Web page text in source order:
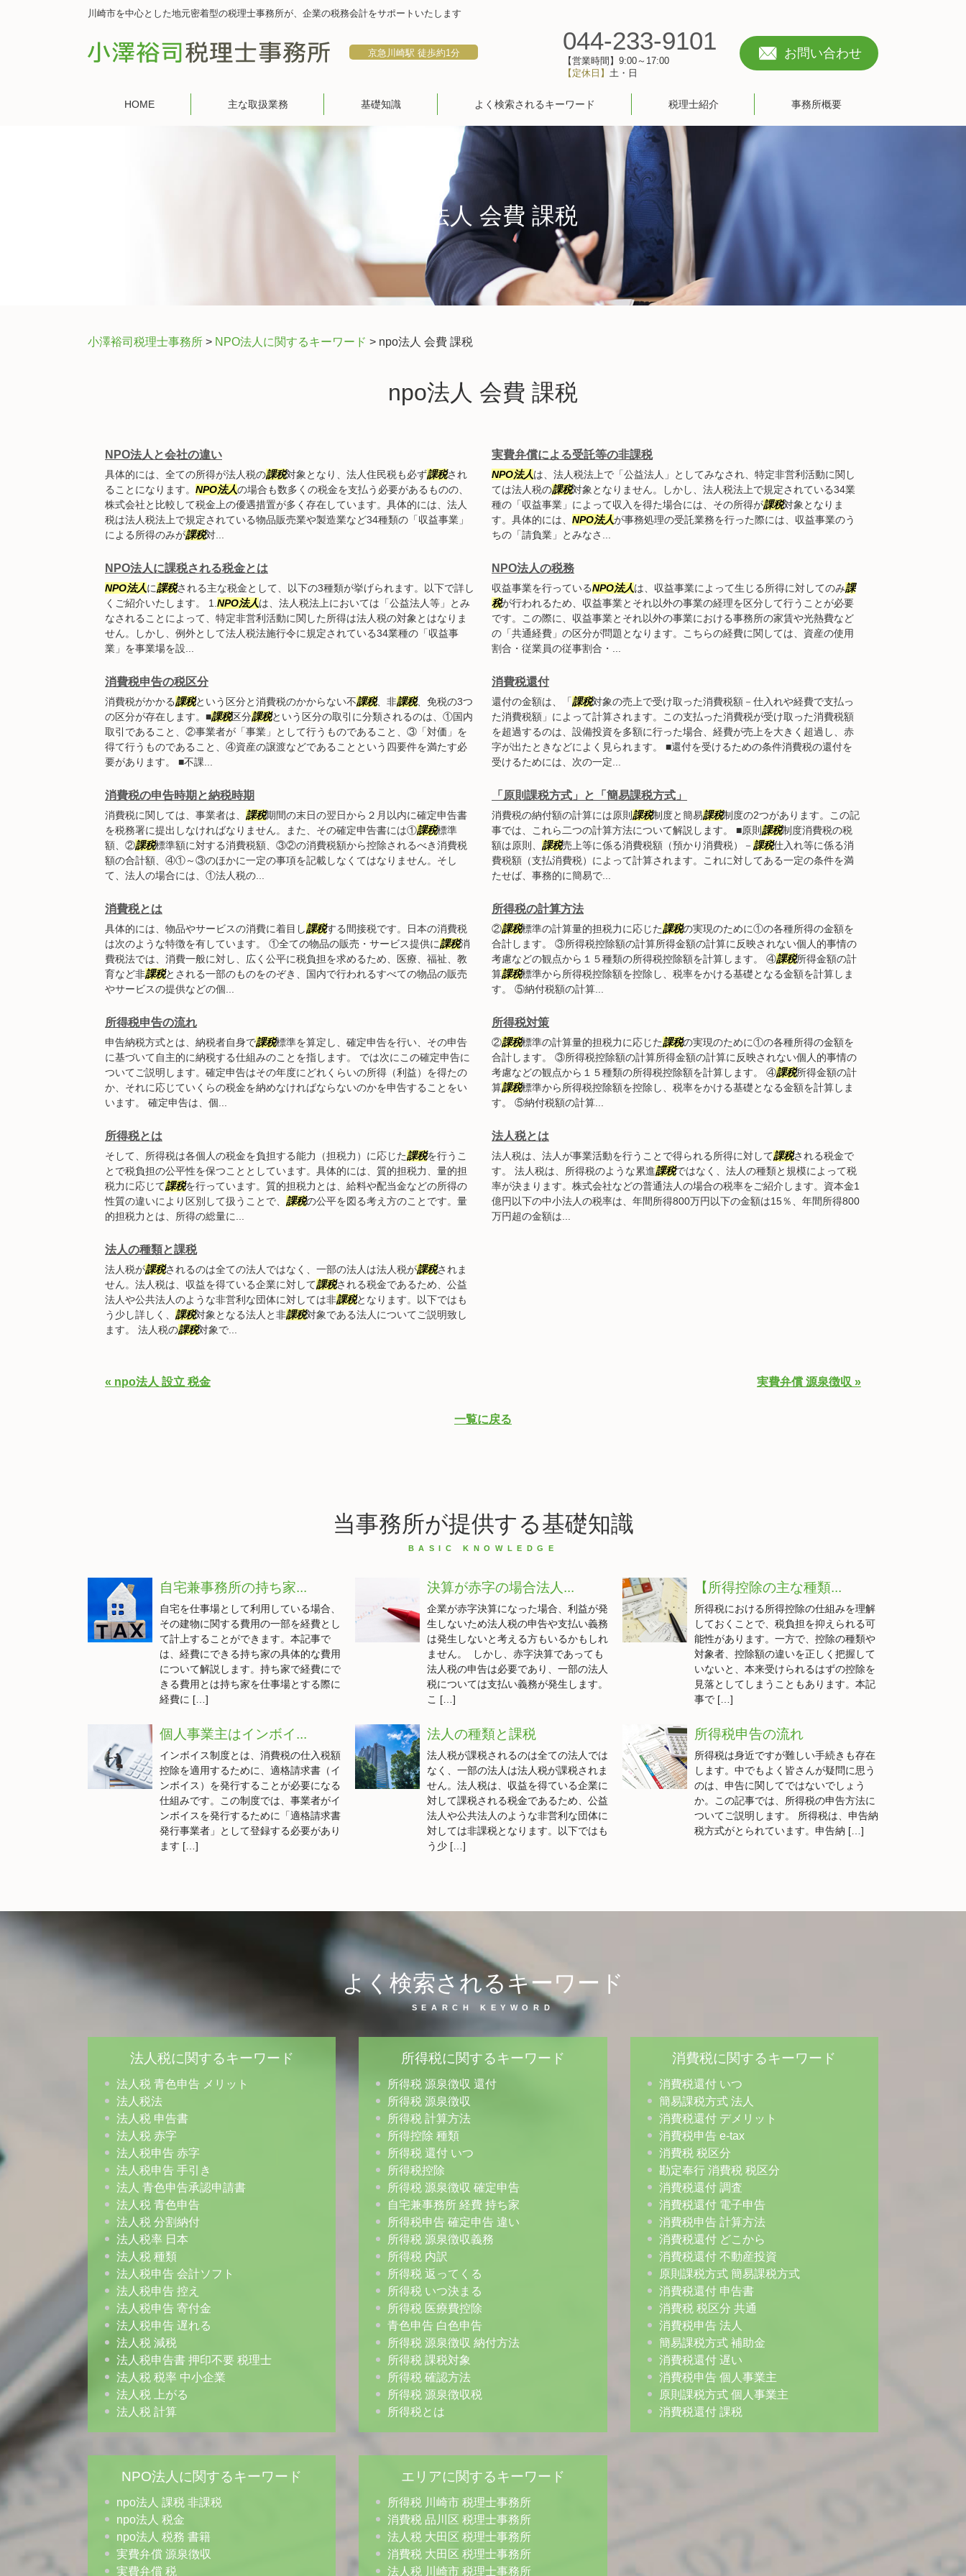
npo法人 会費 課税
川崎市を中心とした地元密着型の税理士事務所が、企業の税務会計をサポートいたします
京急川崎駅 徒歩約1分 044-233-9101
【営業時間】9:00～17:00
【定休日】 土・日
お問い合わせ
HOME 主な取扱業務 基礎知識 よく検索されるキーワード 税理士紹介 事務所概要
小澤裕司税理士事務所 > NPO法人に関するキーワード > npo法人 会費 課税
npo法人 会費 課税
NPO法人と会社の違い
具体的には、全ての所得が法人税の課税対象となり、法人住民税も必ず課税され
ることになります。 NPO法人の場合も数多くの税金を支払う必要があるものの、
株式会社と比較して税金上の優遇措置が多く存在しています。具体的には、法人
税は法人税法上で規定されている物品販売業や製造業など34種類の「収益事業」
による所得のみが課税対...
実費弁償による受託等の非課税
NPO法人は、法人税法上で「公益法人」としてみなされ、特定非営利活動に関し
ては法人税の課税対象となりません。しかし、法人税法上で規定されている34業
種の「収益事業」によって収入を得た場合には、その所得が課税対象となりま
す。具体的には、 NPO法人が事務処理の受託業務を行った際には、収益事業のう
ちの「請負業」とみなさ...
NPO法人に課税される税金とは
NPO法人に課税される主な税金として、以下の3種類が挙げられます。以下で詳し
くご紹介いたします。 1. NPO法人は、法人税法上においては「公益法人等」とみ
なされることによって、特定非営利活動に関した所得は法人税の対象とはなりま
せん。しかし、例外として法人税法施行令に規定されている34業種の「収益事
業」を事業場を設...
NPO法人の税務
収益事業を行っているNPO法人は、収益事業によって生じる所得に対してのみ課
税が行われるため、収益事業とそれ以外の事業の経理を区分して行うことが必要
です。この際に、収益事業とそれ以外の事業における事務所の家賃や光熱費など
の「共通経費」の区分が問題となります。こちらの経費に関しては、資産の使用
割合・従業員の従事割合・...
消費税申告の税区分
消費税がかかる課税という区分と消費税のかからない不課税、非課税、免税の3つ
の区分が存在します。■課税区分課税という区分の取引に分類されるのは、①国内
取引であること、②事業者が「事業」として行うものであること、③「対価」を
得て行うものであること、④資産の譲渡などであることという四要件を満たす必
要があります。 ■不課...
消費税還付
還付の金額は、「課税対象の売上で受け取った消費税額－仕入れや経費で支払っ
た消費税額」によって計算されます。この支払った消費税が受け取った消費税額
を超過するのは、設備投資を多額に行った場合、経費が売上を大きく超過し、赤
字が出たときなどによく見られます。 ■還付を受けるための条件消費税の還付を
受けるためには、次の一定...
消費税の申告時期と納税時期
消費税に関しては、事業者は、 課税期間の末日の翌日から２月以内に確定申告書
を税務署に提出しなければなりません。また、その確定申告書には①課税標準
額、②課税標準額に対する消費税額、③②の消費税額から控除されるべき消費税
額の合計額、④①～③のほかに一定の事項を記載しなくてはなりません。そし
て、法人の場合には、①法人税の...
「原則課税方式」と「簡易課税方式」
消費税の納付額の計算には原則 課税制度と簡易課税制度の2つがあります。この記
事では、これら二つの計算方法について解説します。 ■原則 課税制度消費税の税
額は原則、 課税売上等に係る消費税額（預かり消費税）－ 課税仕入れ等に係る消
費税額（支払消費税）によって計算されます。これに対してある一定の条件を満
たせば、事務的に簡易で...
消費税とは
具体的には、物品やサービスの消費に着目し課税する間接税です。日本の消費税
は次のような特徴を有しています。 ①全ての物品の販売・サービス提供に課税消
費税法では、消費一般に対し、広く公平に税負担を求めるため、医療、福祉、教
育など非課税とされる一部のものをのぞき、国内で行われるすべての物品の販売
やサービスの提供などの個...
所得税の計算方法
②課税標準の計算量的担税力に応じた課税の実現のために①の各種所得の金額を
合計します。 ③所得税控除額の計算所得金額の計算に反映されない個人的事情の
考慮などの観点から１５種類の所得税控除額を計算します。 ④課税所得金額の計
算課税標準から所得税控除額を控除し、税率をかける基礎となる金額を計算しま
す。 ⑤納付税額の計算...
所得税申告の流れ
申告納税方式とは、納税者自身で課税標準を算定し、確定申告を行い、その申告
に基づいて自主的に納税する仕組みのことを指します。 では次にこの確定申告に
ついてご説明します。確定申告はその年度にどれくらいの所得（利益）を得たの
か、それに応じていくらの税金を納めなければならないのかを申告することをい
います。 確定申告は、個...
所得税対策
②課税標準の計算量的担税力に応じた課税の実現のために①の各種所得の金額を
合計します。 ③所得税控除額の計算所得金額の計算に反映されない個人的事情の
考慮などの観点から１５種類の所得税控除額を計算します。 ④課税所得金額の計
算課税標準から所得税控除額を控除し、税率をかける基礎となる金額を計算しま
す。 ⑤納付税額の計算...
所得税とは
そして、所得税は各個人の税金を負担する能力（担税力）に応じた課税を行うこ
とで税負担の公平性を保つこととしています。具体的には、質的担税力、量的担
税力に応じて課税を行っています。質的担税力とは、給料や配当金などの所得の
性質の違いにより区別して扱うことで、 課税の公平を図る考え方のことです。量
的担税力とは、所得の総量に...
法人税とは
法人税は、法人が事業活動を行うことで得られる所得に対して課税される税金で
す。 法人税は、所得税のような累進課税ではなく、法人の種類と規模によって税
率が決まります。株式会社などの普通法人の場合の税率をご紹介します。資本金1
億円以下の中小法人の税率は、年間所得800万円以下の金額は15％、年間所得800
万円超の金額は...
法人の種類と課税
法人税が課税されるのは全ての法人ではなく、一部の法人は法人税が課税されま
せん。法人税は、収益を得ている企業に対して課税される税金であるため、公益
法人や公共法人のような非営利な団体に対しては非課税となります。以下ではも
う少し詳しく、 課税対象となる法人と非課税対象である法人についてご説明致し
ます。 法人税の課税対象で...
« npo法人 設立 税金 実費弁償 源泉徴収 »
一覧に戻る
当事務所が提供する基礎知識
自宅兼事務所の持ち家...
自宅を仕事場として利用している場合、
その建物に関する費用の一部を経費とし
て計上することができます。本記事で
は、経費にできる持ち家の具体的な費用
について解説します。持ち家で経費にで
きる費用とは持ち家を仕事場とする際に
経費に […]
決算が赤字の場合法人...
企業が赤字決算になった場合、利益が発
生しないため法人税の申告や支払い義務
は発生しないと考える方もいるかもしれ
ません。 しかし、赤字決算であっても
法人税の申告は必要であり、一部の法人
税については支払い義務が発生します。
こ […]
【所得控除の主な種類...
所得税における所得控除の仕組みを理解
しておくことで、税負担を抑えられる可
能性があります。一方で、控除の種類や
対象者、控除額の違いを正しく把握して
いないと、本来受けられるはずの控除を
見落としてしまうこともあります。本記
事で […]
個人事業主はインボイ...
インボイス制度とは、消費税の仕入税額
控除を適用するために、適格請求書（イ
ンボイス）を発行することが必要になる
仕組みです。この制度では、事業者がイ
ンボイスを発行するために「適格請求書
発行事業者」として登録する必要があり
ます […]
法人の種類と課税
法人税が課税されるのは全ての法人では
なく、一部の法人は法人税が課税されま
せん。法人税は、収益を得ている企業に
対して課税される税金であるため、公益
法人や公共法人のような非営利な団体に
対しては非課税となります。以下ではも
う少 […]
所得税申告の流れ
所得税は身近ですが難しい手続きも存在
します。中でもよく皆さんが疑問に思う
のは、申告に関してではないでしょう
か。この記事では、所得税の申告方法に
ついてご説明します。 所得税は、申告納
税方式がとられています。申告納 […]
よく検索されるキーワード
法人税に関するキーワード
法人税 青色申告 メリット
法人税法
法人税 申告書
法人税 赤字
法人税申告 赤字
法人税申告 手引き
法人 青色申告承認申請書
法人税 青色申告
法人税 分割納付
法人税率 日本
法人税 種類
法人税申告 会計ソフト
法人税申告 控え
法人税申告 寄付金
法人税申告 遅れる
法人税 減税
法人税申告書 押印不要 税理士
法人税 税率 中小企業
法人税 上がる
法人税 計算
所得税に関するキーワード
所得税 源泉徴収 還付
所得税 源泉徴収
所得税 計算方法
所得控除 種類
所得税 還付 いつ
所得税控除
所得税 源泉徴収 確定申告
自宅兼事務所 経費 持ち家
所得税申告 確定申告 違い
所得税 源泉徴収義務
所得税 内訳
所得税 返ってくる
所得税 いつ決まる
所得税 医療費控除
青色申告 白色申告
所得税 源泉徴収 納付方法
所得税 課税対象
所得税 確認方法
所得税 源泉徴収税
所得税とは
消費税に関するキーワード
消費税還付 いつ
簡易課税方式 法人
消費税還付 デメリット
消費税申告 e-tax
消費税 税区分
勘定奉行 消費税 税区分
消費税還付 調査
消費税還付 電子申告
消費税申告 計算方法
消費税還付 どこから
消費税還付 不動産投資
原則課税方式 簡易課税方式
消費税還付 申告書
消費税 税区分 共通
消費税申告 法人
簡易課税方式 補助金
消費税還付 遅い
消費税申告 個人事業主
原則課税方式 個人事業主
消費税還付 課税
NPO法人に関するキーワード
npo法人 課税 非課税
npo法人 税金
npo法人 税務 書籍
実費弁償 源泉徴収
実費弁償 税
エリアに関するキーワード
所得税 川崎市 税理士事務所
消費税 品川区 税理士事務所
法人税 大田区 税理士事務所
消費税 大田区 税理士事務所
法人税 川崎市 税理士事務所